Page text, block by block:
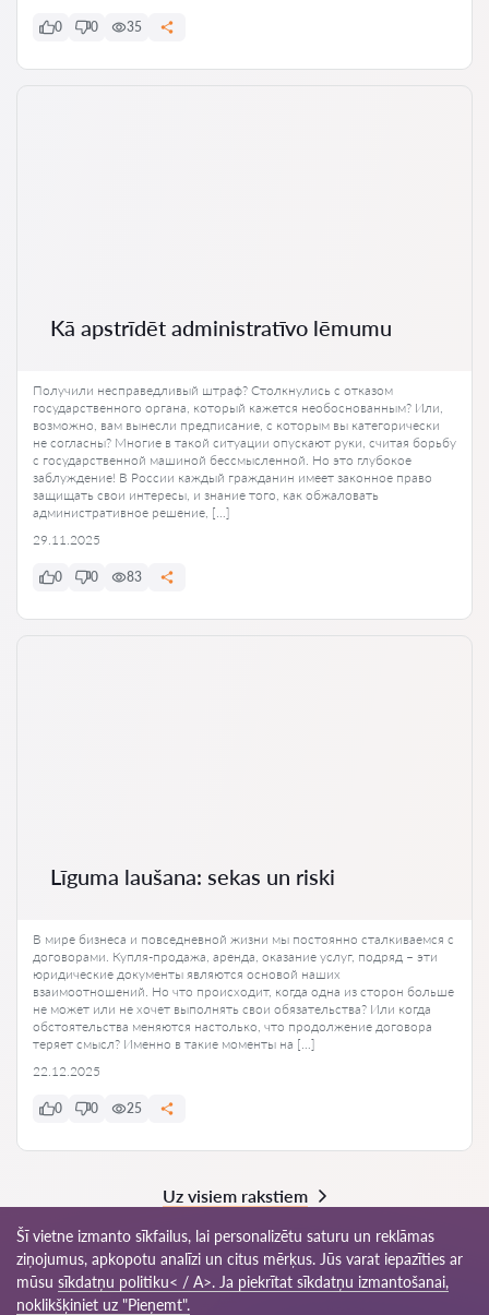
0 0 35
Kā apstrīdēt administratīvo lēmumu
Получили несправедливый штраф? Столкнулись с отказом
государственного органа, который кажется необоснованным? Или,
возможно, вам вынесли предписание, с которым вы категорически
не согласны? Многие в такой ситуации опускают руки, считая борьбу
с государственной машиной бессмысленной. Но это глубокое
заблуждение! В России каждый гражданин имеет законное право
защищать свои интересы, и знание того, как обжаловать
административное решение, […]
29.11.2025
0 0 83
Līguma laušana: sekas un riski
В мире бизнеса и повседневной жизни мы постоянно сталкиваемся с
договорами. Купля-продажа, аренда, оказание услуг, подряд – эти
юридические документы являются основой наших
взаимоотношений. Но что происходит, когда одна из сторон больше
не может или не хочет выполнять свои обязательства? Или когда
обстоятельства меняются настолько, что продолжение договора
теряет смысл? Именно в такие моменты на […]
22.12.2025
0 0 25
Uz visiem rakstiem
© 2026 Advokats-lv.com
Šī vietne izmanto sīkfailus, lai personalizētu saturu un reklāmas
ziņojumus, apkopotu analīzi un citus mērķus. Jūs varat iepazīties ar
mūsu sīkdatņu politiku< / A>. Ja piekrītat sīkdatņu izmantošanai,
noklikšķiniet uz "Pieņemt".